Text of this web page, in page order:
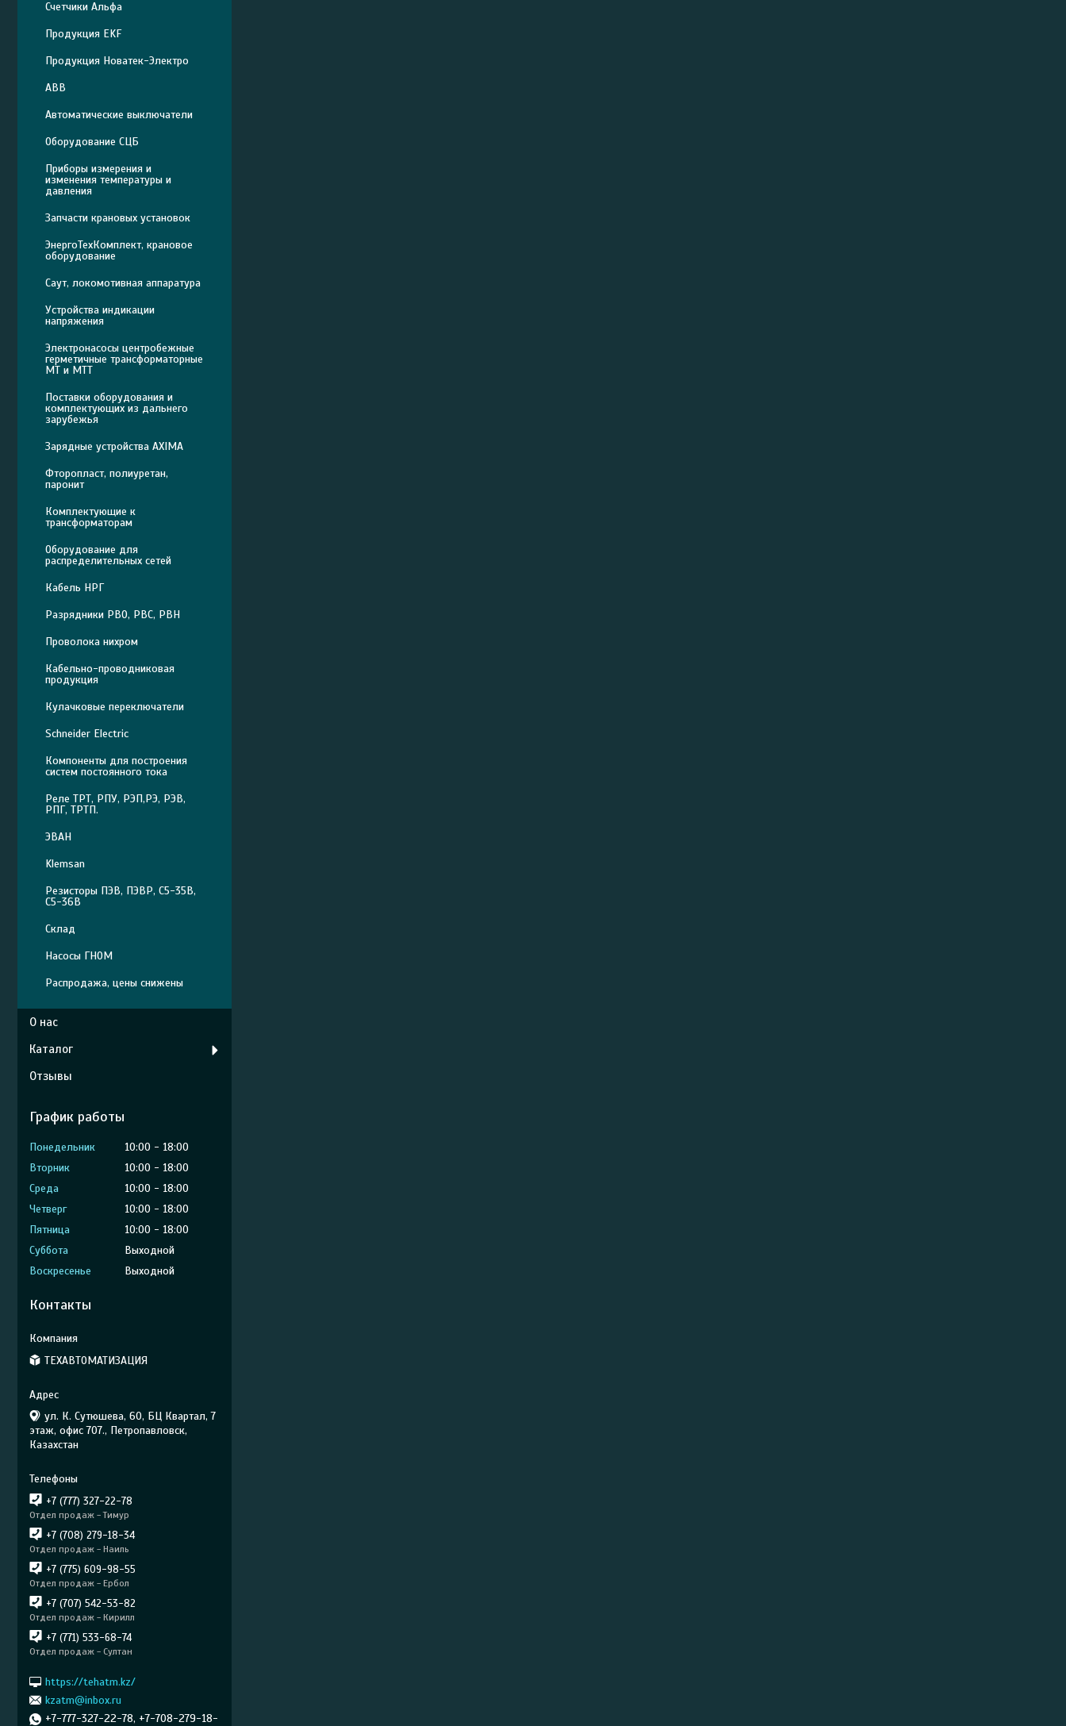
Счетчики Альфа
Продукция EKF
Продукция Новатек-Электро
ABB
Автоматические выключатели
Оборудование СЦБ
Приборы измерения и
изменения температуры и
давления
Запчасти крановых установок
ЭнергоТехКомплект, крановое
оборудование
Саут, локомотивная аппаратура
Устройства индикации
напряжения
Электронасосы центробежные
герметичные трансформаторные
МТ и МТТ
Поставки оборудования и
комплектующих из дальнего
зарубежья
Зарядные устройства AXIMA
Фторопласт, полиуретан,
паронит
Комплектующие к
трансформаторам
Оборудование для
распределительных сетей
Кабель НРГ
Разрядники РВО, РВС, РВН
Проволока нихром
Кабельно-проводниковая
продукция
Кулачковые переключатели
Schneider Electric
Компоненты для построения
систем постоянного тока
Реле ТРТ, РПУ, РЭП,РЭ, РЭВ,
РПГ, ТРТП.
ЭВАН
Klemsan
Резисторы ПЭВ, ПЭВР, С5-35В,
С5-36В
Склад
Насосы ГНОМ
Распродажа, цены снижены
О нас
Каталог
Отзывы
График работы
Понедельник 10:00
18:00
Вторник
10:00
18:00
Среда
10:00
18:00
Четверг
10:00
18:00
Пятница
10:00
18:00
Суббота
Выходной
Воскресенье
Выходной
Контакты
ТЕХАВТОМАТИЗАЦИЯ
ул. К. Сутюшева, 60, БЦ Квартал, 7
этаж, офис 707., Петропавловск,
Казахстан
+7 (777) 327-22-78
Отдел продаж - Тимур
+7 (708) 279-18-34
Отдел продаж - Наиль
+7 (775) 609-98-55
Отдел продаж - Ербол
+7 (707) 542-53-82
Отдел продаж - Кирилл
+7 (771) 533-68-74
Отдел продаж - Султан
https://tehatm.kz/
kzatm@inbox.ru
+7-777-327-22-78, +7-708-279-18-